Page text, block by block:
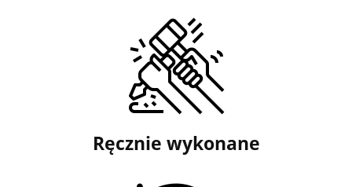
Ręcznie wykonane